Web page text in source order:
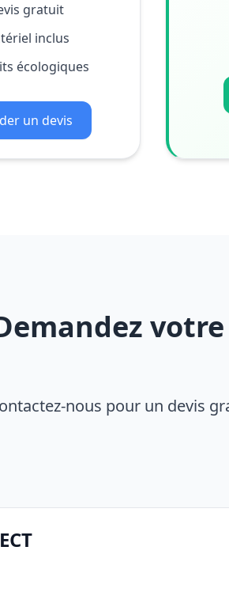
gratuit
inclus
écologiques
un devis
nous pour un devis